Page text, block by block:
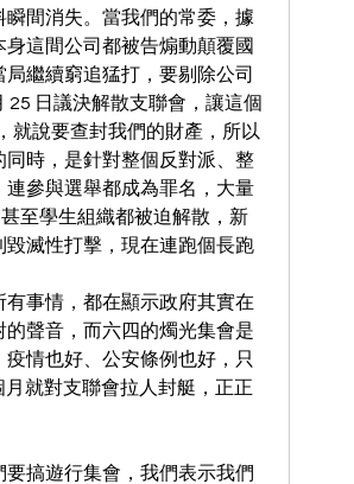
間消失。當我們的常委，據
這間公司都被告煽動顛覆國
繼續窮追猛打，要剔除公司
日議決解散支聯會，讓這個
就說要查封我們的財產，所以
時，是針對整個反對派、整
參與選舉都成為罪名，大量
至學生組織都被迫解散，新
滅性打擊，現在連跑個長跑
事情，都在顯示政府其實在
聲音，而六四的燭光集會是
情也好、公安條例也好，只
就對支聯會拉人封艇，正正
搞遊行集會，我們表示我們